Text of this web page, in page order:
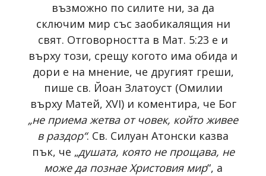
възможно по силите ни, за да
сключим мир със заобикалящия ни
свят. Отговорността в Мат. 5:23 е и
върху този, срещу когото има обида и
дори е на мнение, че другият греши,
пише св. Йоан Златоуст (Омилии
върху Матей, XVI) и коментира, че Бог
„не приема жетва от човек, който живее
в раздор“. Св. Силуан Атонски казва
пък, че „душата, която не прощава, не
може да познае Христовия мир“, а